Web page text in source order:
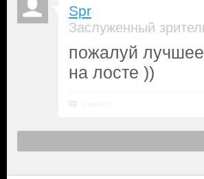
Spr
Заслуженный
пожалуй
на лосте ))